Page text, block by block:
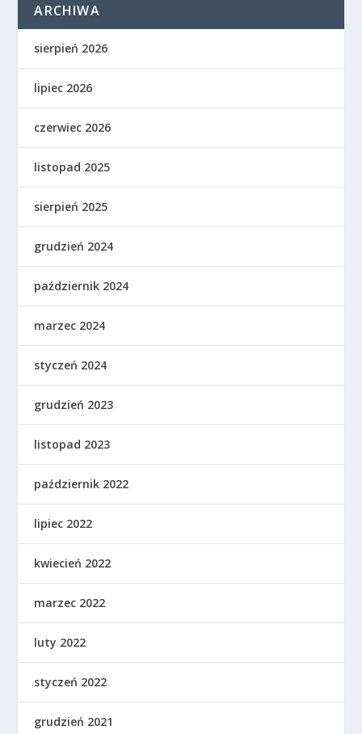
ARCHIWA
sierpień 2026
lipiec 2026
czerwiec 2026
listopad 2025
sierpień 2025
grudzień 2024
październik 2024
marzec 2024
styczeń 2024
grudzień 2023
listopad 2023
październik 2022
lipiec 2022
kwiecień 2022
marzec 2022
luty 2022
styczeń 2022
grudzień 2021